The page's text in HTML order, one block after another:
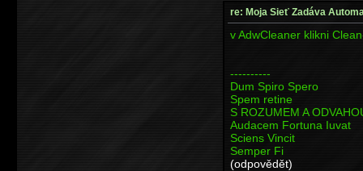
re: Moja Sieť Zadáva
v AdwCleaner klikni
----------
Dum Spiro Spero
Spem retine
S ROZUMEM A
Audacem Fortuna Iuvat
Sciens Vincit
Semper Fi
(odpovědět)